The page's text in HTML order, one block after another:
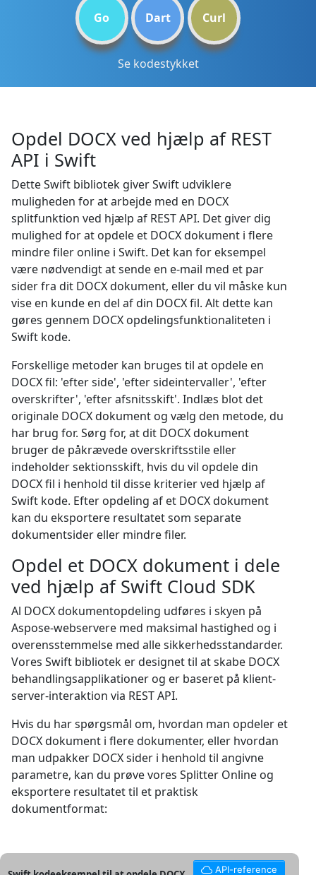
Go Dart Curl
Se kodestykket
Opdel DOCX ved hjælp af REST
API i Swift
Dette Swift bibliotek giver Swift udviklere
muligheden for at arbejde med en DOCX
splitfunktion ved hjælp af REST API. Det giver dig
mulighed for at opdele et DOCX dokument i flere
mindre filer online i Swift. Det kan for eksempel
være nødvendigt at sende en e-mail med et par
sider fra dit DOCX dokument, eller du vil måske kun
vise en kunde en del af din DOCX fil. Alt dette kan
gøres gennem DOCX opdelingsfunktionaliteten i
Swift kode.
Forskellige metoder kan bruges til at opdele en
DOCX fil: 'efter side', 'efter sideintervaller', 'efter
overskrifter', 'efter afsnitsskift'. Indlæs blot det
originale DOCX dokument og vælg den metode, du
har brug for. Sørg for, at dit DOCX dokument
bruger de påkrævede overskriftsstile eller
indeholder sektionsskift, hvis du vil opdele din
DOCX fil i henhold til disse kriterier ved hjælp af
Swift kode. Efter opdeling af et DOCX dokument
kan du eksportere resultatet som separate
dokumentsider eller mindre filer.
Opdel et DOCX dokument i dele
ved hjælp af Swift Cloud SDK
Al DOCX dokumentopdeling udføres i skyen på
Aspose-webservere med maksimal hastighed og i
overensstemmelse med alle sikkerhedsstandarder.
Vores Swift bibliotek er designet til at skabe DOCX
behandlingsapplikationer og er baseret på klient-
server-interaktion via REST API.
Hvis du har spørgsmål om, hvordan man opdeler et
DOCX dokument i flere dokumenter, eller hvordan
man udpakker DOCX sider i henhold til angivne
parametre, kan du prøve vores Splitter Online og
eksportere resultatet til et praktisk
dokumentformat:
API-reference